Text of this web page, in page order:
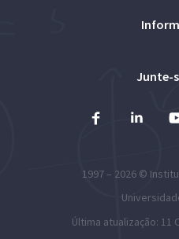
Junte-
1997 – 2026 ©
Última atualização: 11